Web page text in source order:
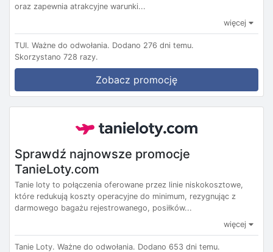
oraz zapewnia atrakcyjne warunki...
więcej
TUI. Ważne do odwołania. Dodano 276 dni temu.
Skorzystano 728 razy.
Zobacz promocję
Sprawdź najnowsze promocje
TanieLoty.com
Tanie loty to połączenia oferowane przez linie niskokosztowe,
które redukują koszty operacyjne do minimum, rezygnując z
darmowego bagażu rejestrowanego, posiłków...
więcej
Tanie Loty. Ważne do odwołania. Dodano 653 dni temu.